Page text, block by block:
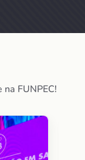
FUNPEC!